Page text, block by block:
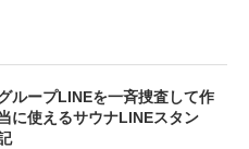
ループLINEを一斉捜査して作
に使えるサウナLINEスタン